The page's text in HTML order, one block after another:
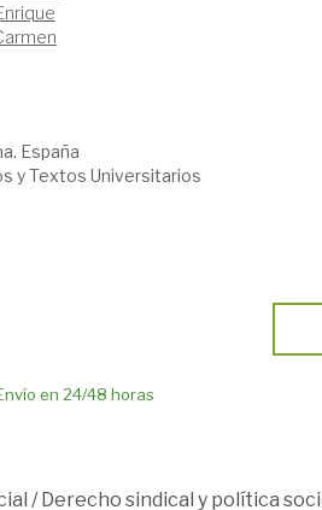
España
y Textos Universitarios
en 24/48 horas
/Derecho sindical y política